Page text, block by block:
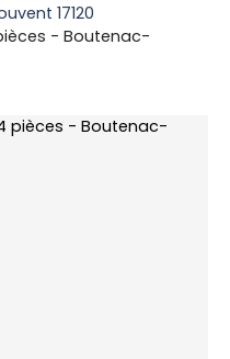
17120
- Boutenac-